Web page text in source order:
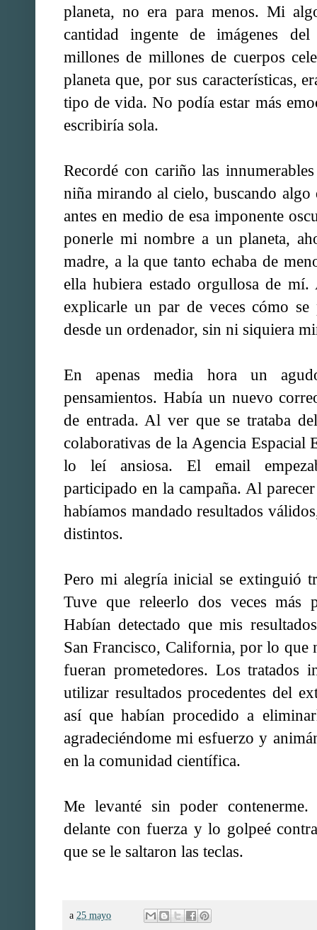
planeta, no era para menos. Mi
cantidad ingente de imágenes del
millones de millones de cuerpos
planeta que, por sus características,
tipo de vida. No podía estar más
escribiría sola.
Recordé con cariño las
niña mirando al cielo, buscando algo
antes en medio de esa imponente
ponerle mi nombre a un planeta,
madre, a la que tanto echaba de
ella hubiera estado orgullosa de
explicarle un par de veces cómo se
desde un ordenador, sin ni siquiera
En apenas media hora un
pensamientos. Había un nuevo
de entrada. Al ver que se trataba
colaborativas de la Agencia Espacial
lo leí ansiosa. El email
participado en la campaña. Al
habíamos mandado resultados
distintos.
Pero mi alegría inicial se extinguió
Tuve que releerlo dos veces más
Habían detectado que mis
San Francisco, California, por lo que
fueran prometedores. Los tratados
utilizar resultados procedentes del
así que habían procedido a
agradeciéndome mi esfuerzo y
en la comunidad científica.
Me levanté sin poder
delante con fuerza y lo golpeé
que se le saltaron las teclas.
a 25 mayo